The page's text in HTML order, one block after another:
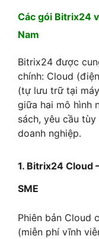
Các gói Bitrix24
Nam
Bitrix24 được
chính: Cloud
(tự lưu trữ tại
giữa hai mô hình
sách, yêu cầu
doanh nghiệp.
1. Bitrix24 Cloud
SME
Phiên bản Cloud
(miễn phí vĩnh